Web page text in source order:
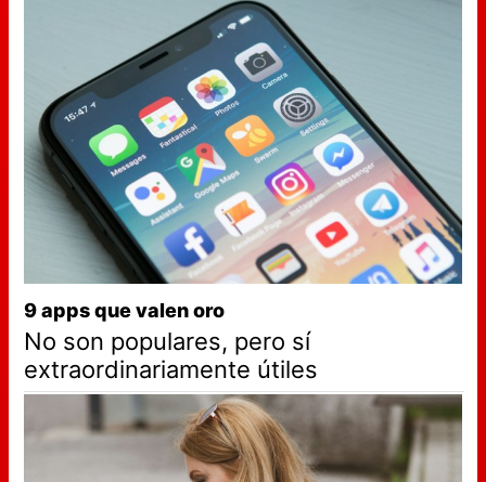
9 apps que valen oro
No son populares, pero sí
extraordinariamente útiles